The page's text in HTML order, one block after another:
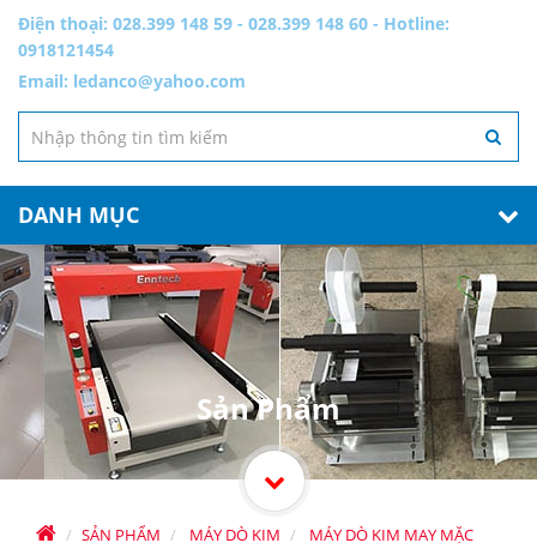
Điện thoại: 028.399 148 59 - 028.399 148 60 - Hotline:
0918121454
Email: ledanco@yahoo.com
DANH MỤC
SẢN PHẨM MÁY DÒ KIM
MÁY DÒ KIM MAY MẶC
Sản Phẩm